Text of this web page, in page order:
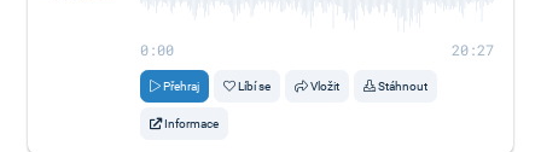
0:00 20:27
Přehraj Líbí se Vložit Stáhnout
Informace